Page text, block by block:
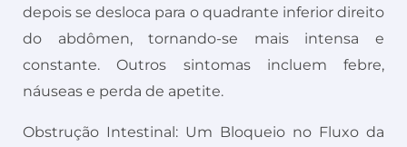
depois se desloca para o quadrante inferior direito
do abdômen, tornando-se mais intensa e
constante. Outros sintomas incluem febre,
náuseas e perda de apetite.
Obstrução Intestinal: Um Bloqueio no Fluxo da